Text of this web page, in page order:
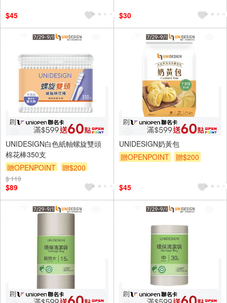
$45
$30
UNIDESIGN白色紙軸螺旋雙頭
棉花棒350支
贈OPENPOINT
贈$200
$ 119
$89
UNIDESIGN奶黃包
贈OPENPOINT
贈$200
$45